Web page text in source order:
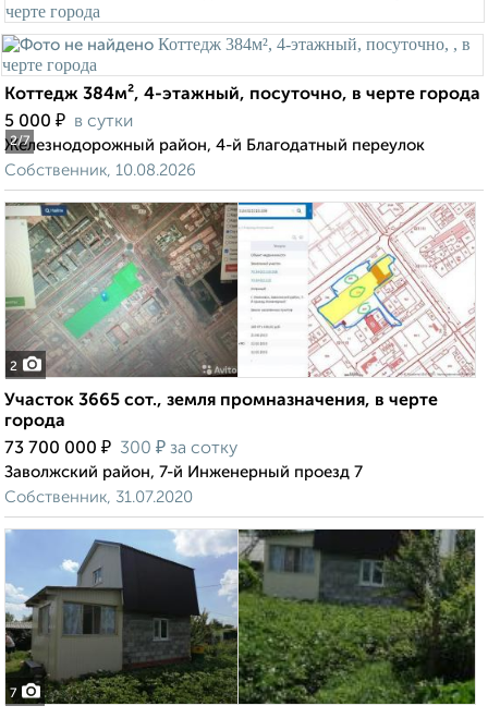
2/7
Коттедж 384м², 4-этажный, посуточно, в черте города
5 000 ₽ в сутки
Железнодорожный район, 4-й Благодатный переулок
Собственник, 10.08.2026
2
Участок 3665 сот., земля промназначения, в черте
города
73 700 000 ₽ 300 ₽ за сотку
Заволжский район, 7-й Инженерный проезд 7
Собственник, 31.07.2020
7